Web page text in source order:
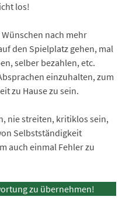
los!
nach mehr
den Spielplatz gehen, mal
selber bezahlen, etc.
einzuhalten, zum
zu Hause zu sein.
nie streiten, kritiklos sein,
Selbstständigkeit
auch einmal Fehler zu
zu übernehmen!